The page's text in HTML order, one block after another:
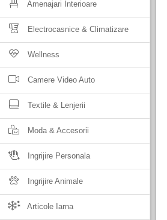
Amenajari Interioare
Electrocasnice & Climatizare
Wellness
Camere Video Auto
Textile & Lenjerii
Moda & Accesorii
Ingrijire Personala
Ingrijire Animale
Articole Iarna